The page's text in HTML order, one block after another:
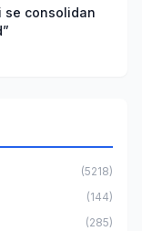
se consolidan
(5218)
(144)
(285)